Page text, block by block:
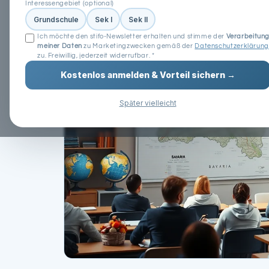
Interessengebiet (optional)
Grundschule Sek I Sek II
Ich möchte den stifo-Newsletter erhalten und stimme der
meiner Daten zu Marketingzwecken gemäß der Datenschutzerklärung
zu. Freiwillig, jederzeit widerrufbar. *
Kostenlos anmelden & Vorteil sichern →
Später vielleicht